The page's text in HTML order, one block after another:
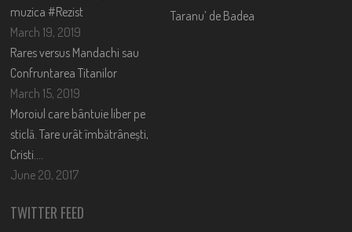
muzica #Rezist
March 19, 2019
Rares versus Mandachi sau
Confruntarea Titanilor
March 15, 2019
Moroiul care bântuie liber pe
sticlă. Tare urât îmbătrânești,
Cristi….
June 20, 2017
Taranu’ de Badea
TWITTER FEED